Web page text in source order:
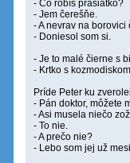
- Čo robíš prasiatko?
- Jem čerešňe.
- A nevrav na
- Doniesol som si.
- Je to malé čierne s
- Krtko s
Príde Peter ku
- Pán doktor, môžete
- Asi musela niečo
- To nie.
- A prečo nie?
- Lebo som jej už